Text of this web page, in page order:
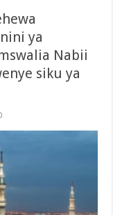
ya
Nabii
siku ya